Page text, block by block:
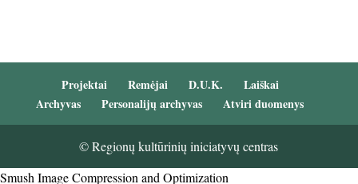
Projektai Remėjai D.U.K.
Laiškai
Archyvas
Personalijų archyvas Atviri duomenys
© Regionų kultūrinių iniciatyvų centras
Smush Image Compression and Optimization